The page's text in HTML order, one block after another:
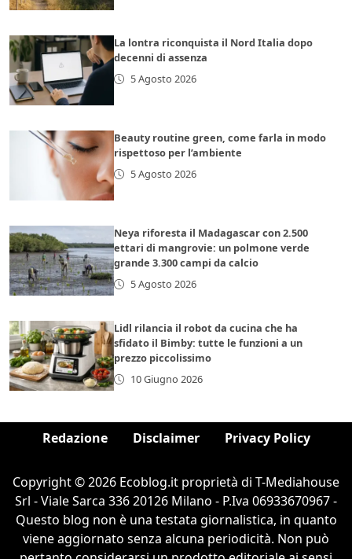
La lontra riconquista il Nord Italia dopo
decenni di assenza
5 Agosto 2026
Beauty routine green, come farla in modo
rispettoso per l’ambiente
5 Agosto 2026
Neya riforesta il Madagascar con 2.500
ettari di mangrovie: un polmone verde
grande 3.300 campi da calcio
5 Agosto 2026
Lidl rilancia il robot da cucina che ha
sfidato il Bimby: tutte le funzioni a un
prezzo piccolissimo
10 Giugno 2026
Redazione Disclaimer Privacy Policy
Copyright © 2026 Ecoblog.it proprietà di T-Mediahouse
Srl - Viale Sarca 336 20126 Milano - P.Iva 06933670967 -
Questo blog non è una testata giornalistica, in quanto
viene aggiornato senza alcuna periodicità. Non può